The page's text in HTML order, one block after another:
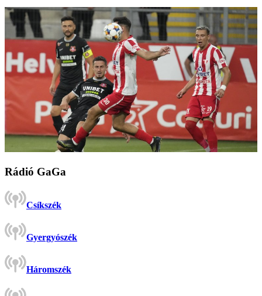
Rádió GaGa
Csíkszék
Gyergyószék
Háromszék